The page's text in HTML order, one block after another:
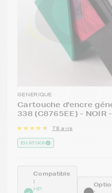
GENERIQUE
Cartouche d'encre
338 (C8765EE) -
78 avis
EN STOCK
Compatible
:
HP